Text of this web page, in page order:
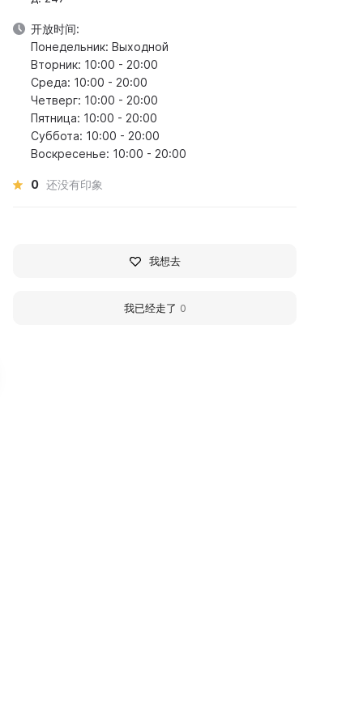
开放时间:
Понедельник: Выходной
Вторник: 10:00 - 20:00
Среда: 10:00 - 20:00
Четверг: 10:00 - 20:00
Пятница: 10:00 - 20:00
Суббота: 10:00 - 20:00
Воскресенье: 10:00 - 20:00
0 还没有印象
我想去
我已经走了 0